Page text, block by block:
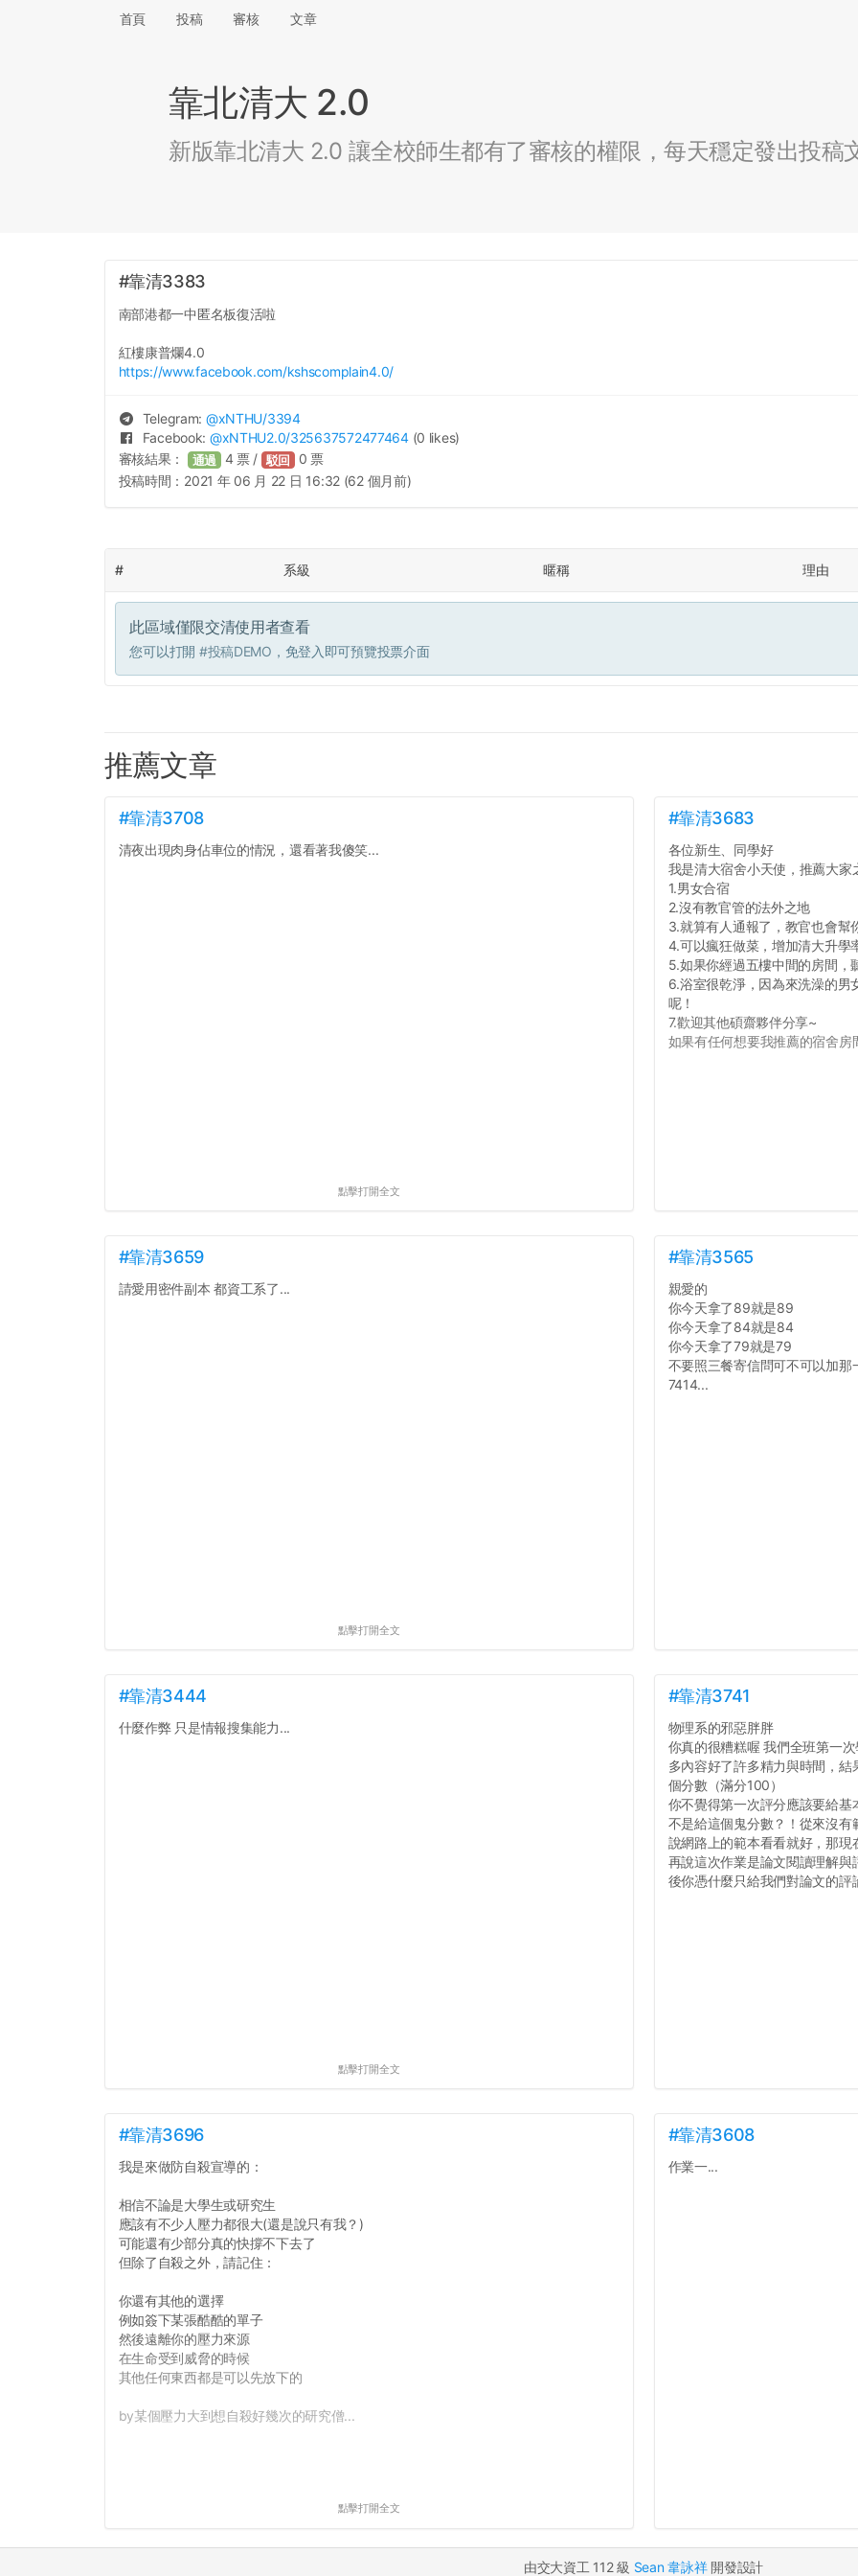
首頁 投稿 審核 文章
靠北清大 2.0
新版靠北清大 2.0 讓全校師生都有了審核的權限，每天穩定發出投稿
#靠清3383
南部港都一中匿名板復活啦
紅樓康普爛4.0
https://www.facebook.com/kshscomplain4.0/
Telegram: @xNTHU/3394
Facebook: @xNTHU2.0/325637572477464 (0 likes)
審核結果： 通過 4票 / 駁回 0 票
投稿時間： 2021 年 06 月 22 日 16:32 (62 個月前)
# 系級 暱稱 理由
此區域僅限交清使用者查看
您可以打開 #投稿DEMO ，免登入即可預覽投票介面
推薦文章
#靠清3708
清夜出現肉身佔車位的情況，還看著我傻笑...
點擊打開全文
#靠清3683
各位新生、同學好
我是清大宿舍小天使，推薦大家
1.男女合宿
2.沒有教官管的法外之地
3.就算有人通報了，教官也會幫
4.可以瘋狂做菜，增加清大升學
5.如果你經過五樓中間的房間，
6.浴室很乾淨，因為來洗澡的男
呢！
7.歡迎其他碩齋夥伴分享~
如果有任何想要我推薦的宿舍房
#靠清3659
請愛用密件副本 都資工系了...
點擊打開全文
#靠清3565
親愛的
你今天拿了89就是89
你今天拿了84就是84
你今天拿了79就是79
不要照三餐寄信問可不可以加那
7414...
#靠清3444
什麼作弊 只是情報搜集能力...
點擊打開全文
#靠清3741
物理系的邪惡胖胖
你真的很糟糕喔 我們全班第一
多內容好了許多精力與時間，
個分數（滿分100）
你不覺得第一次評分應該要給
不是給這個鬼分數？！從來沒
說網路上的範本看看就好，那現
再說這次作業是論文閱讀理解
後你憑什麼只給我們對論文的評
#靠清3696
我是來做防自殺宣導的：
相信不論是大學生或研究生
應該有不少人壓力都很大(還是說只有我？)
可能還有少部分真的快撐不下去了
但除了自殺之外，請記住：
你還有其他的選擇
例如簽下某張酷酷的單子
然後遠離你的壓力來源
在生命受到威脅的時候
其他任何東西都是可以先放下的
by某個壓力大到想自殺好幾次的研究僧...
點擊打開全文
#靠清3608
作業一...
由交大資工 112 級 Sean 韋詠祥開發設計